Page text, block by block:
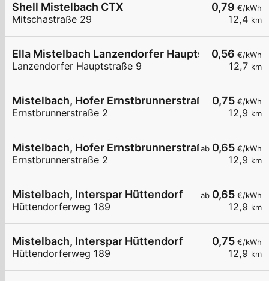
0,79 €/kWh
12,4 km
Shell Mistelbach CTX
Mitschastraße 29
0,56 €/kWh
12,7 km
Ella Mistelbach Lanzendorfer Hauptstraße 9
Lanzendorfer Hauptstraße 9
0,75 €/kWh
12,9 km
Mistelbach, Hofer Ernstbrunnerstraße
Ernstbrunnerstraße 2
ab 0,65 €/kWh
12,9 km
Mistelbach, Hofer Ernstbrunnerstraße
Ernstbrunnerstraße 2
ab 0,65 €/kWh
12,9 km
Mistelbach, Interspar Hüttendorf
Hüttendorferweg 189
0,75 €/kWh
12,9 km
Mistelbach, Interspar Hüttendorf
Hüttendorferweg 189